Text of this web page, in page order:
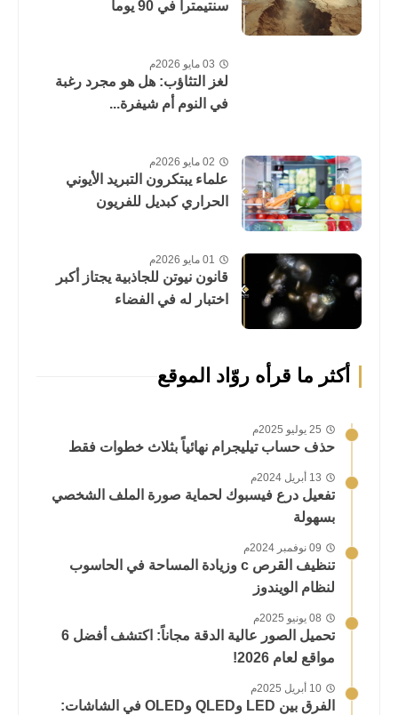
سنتيمتراً في 90 يوماً
03 مايو 2026م
لغز التثاؤب: هل هو مجرد رغبة
في النوم أم شيفرة...
02 مايو 2026م
علماء يبتكرون التبريد الأيوني
الحراري كبديل للفريون
01 مايو 2026م
قانون نيوتن للجاذبية يجتاز أكبر
اختبار له في الفضاء
أكثر ما قرأه روّاد الموقع
25 يوليو 2025م
حذف حساب تيليجرام نهائياً بثلاث خطوات فقط
13 أبريل 2024م
تفعيل درع فيسبوك لحماية صورة الملف الشخصي
بسهولة
09 نوفمبر 2024م
تنظيف القرص c وزيادة المساحة في الحاسوب
لنظام الويندوز
08 يونيو 2025م
تحميل الصور عالية الدقة مجاناً: اكتشف أفضل 6
مواقع لعام 2026!
10 أبريل 2025م
الفرق بين LED وQLED وOLED في الشاشات: